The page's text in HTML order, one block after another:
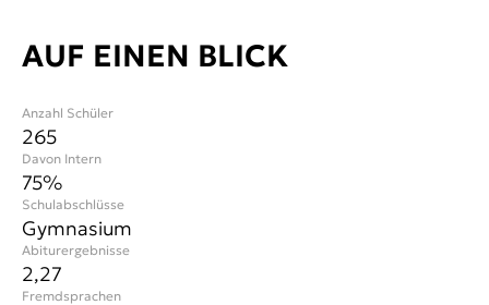
AUF EINEN BLICK
Anzahl Schüler
265
Davon Intern
75%
Schulabschlüsse
Gymnasium
Abiturergebnisse
2,27
Fremdsprachen